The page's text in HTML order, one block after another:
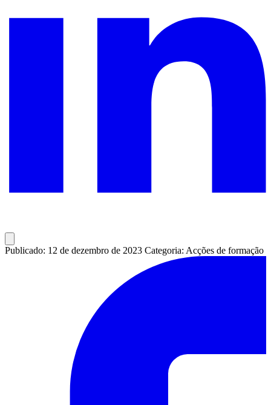
Publicado: 12 de dezembro de 2023 Categoria: Acções de formação